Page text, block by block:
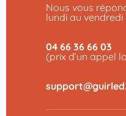
Nous vous
lundi au vendredi
04 66 36 66 03
(prix d’un appel